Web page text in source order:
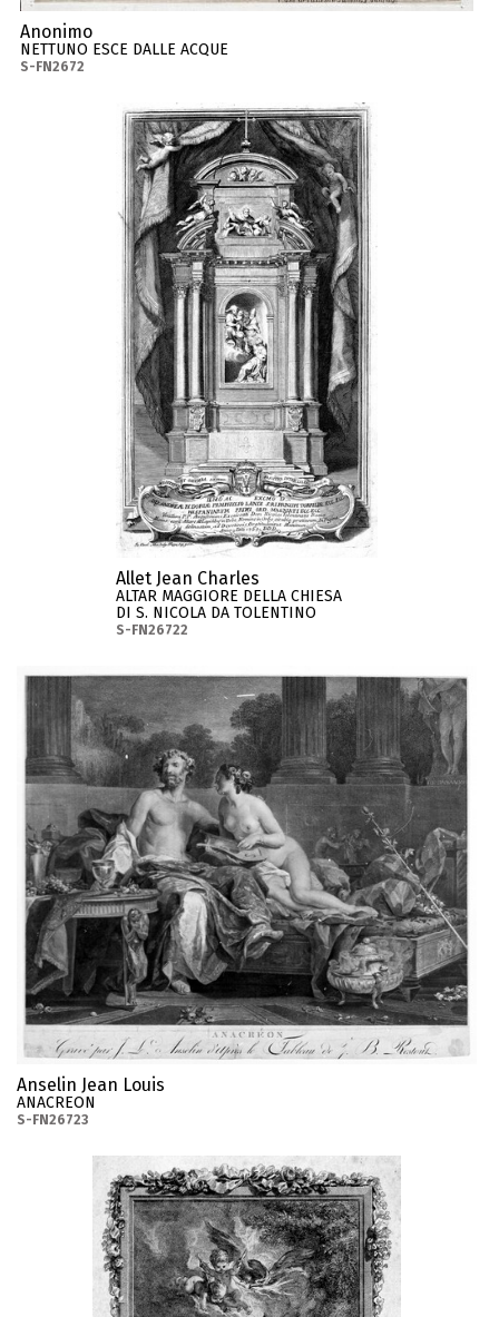
Anonimo
NETTUNO ESCE DALLE ACQUE
S-FN2672
Allet Jean Charles
ALTAR MAGGIORE DELLA CHIESA
DI S. NICOLA DA TOLENTINO
S-FN26722
Anselin Jean Louis
ANACREON
S-FN26723